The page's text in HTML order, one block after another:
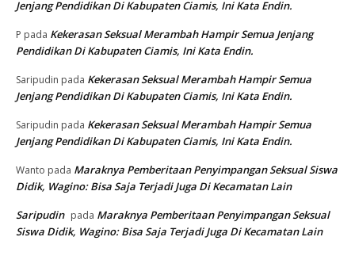
Jenjang Pendidikan Di Kabupaten Ciamis, Ini Kata Endin.
P pada Kekerasan Seksual Merambah Hampir Semua Jenjang
Pendidikan Di Kabupaten Ciamis, Ini Kata Endin.
Saripudin pada Kekerasan Seksual Merambah Hampir Semua
Jenjang Pendidikan Di Kabupaten Ciamis, Ini Kata Endin.
Saripudin pada Kekerasan Seksual Merambah Hampir Semua
Jenjang Pendidikan Di Kabupaten Ciamis, Ini Kata Endin.
Wanto pada Maraknya Pemberitaan Penyimpangan Seksual Siswa
Didik, Wagino: Bisa Saja Terjadi Juga Di Kecamatan Lain
Saripudin pada Maraknya Pemberitaan Penyimpangan Seksual
Siswa Didik, Wagino: Bisa Saja Terjadi Juga Di Kecamatan Lain